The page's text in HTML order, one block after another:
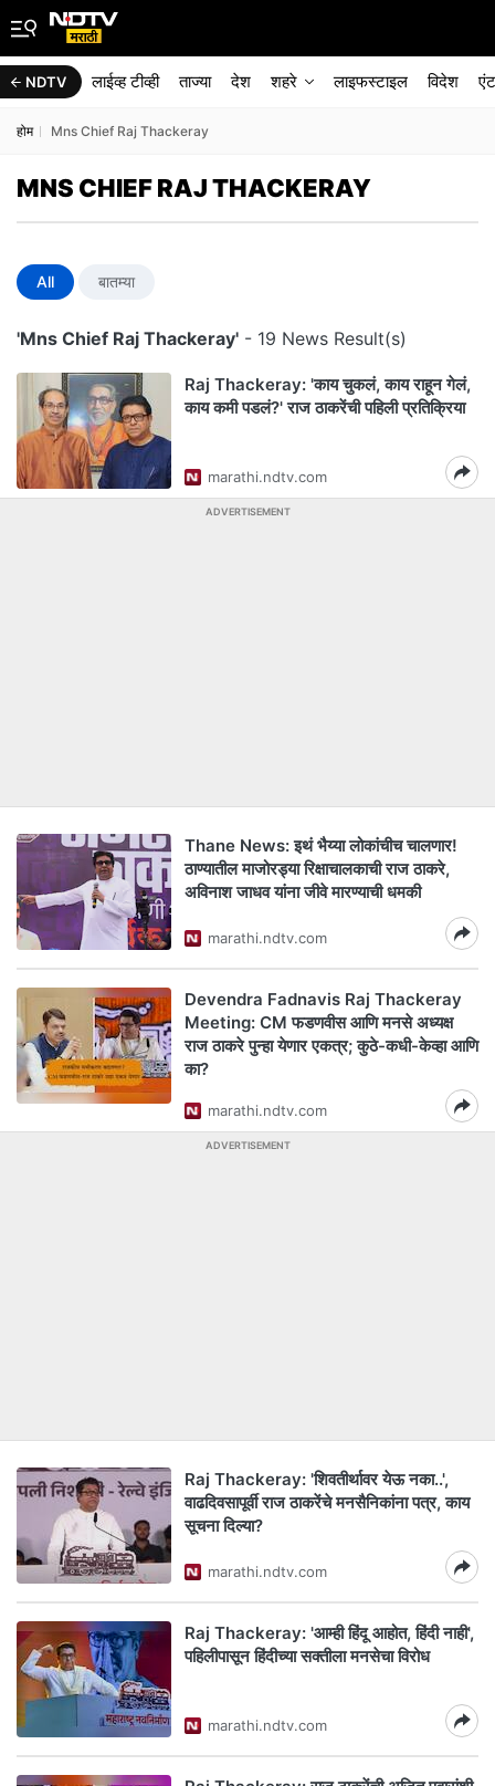
NDTV लाईव्ह टीव्ही ताज्या देश शहरे लाइफस्टाइल विदेश
होम Mns Chief Raj Thackeray
MNS CHIEF RAJ THACKERAY
All बातम्या
'Mns Chief Raj Thackeray' - 19 News Result(s)
Raj Thackeray: 'काय चुकलं, काय राहून गेलं,
काय कमी पडलं?' राज ठाकरेंची पहिली प्रतिक्रिया
marathi.ndtv.com
ADVERTISEMENT
Thane News: इथं भैय्या लोकांचीच चालणार!
ठाण्यातील माजोरड्या रिक्षाचालकाची राज ठाकरे,
अविनाश जाधव यांना जीवे मारण्याची धमकी
marathi.ndtv.com
Devendra Fadnavis Raj Thackeray
Meeting: CM फडणवीस आणि मनसे अध्यक्ष
राज ठाकरे पुन्हा येणार एकत्र; कुठे-कधी-केव्हा आणि
का?
marathi.ndtv.com
ADVERTISEMENT
Raj Thackeray: 'शिवतीर्थावर येऊ नका..',
वाढदिवसापूर्वी राज ठाकरेंचे मनसैनिकांना पत्र, काय
सूचना दिल्या?
marathi.ndtv.com
Raj Thackeray: 'आम्ही हिंदू आहोत, हिंदी नाही',
पहिलीपासून हिंदीच्या सक्तीला मनसेचा विरोध
marathi.ndtv.com